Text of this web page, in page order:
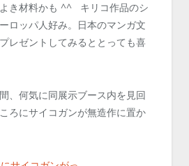
き材料かも ^^ キリコ作品のシ
ロッパ人好み。日本のマンガ文
レゼントしてみるととっても喜
、何気に同展示ブース内を見回
ろにサイコガンが無造作に置か